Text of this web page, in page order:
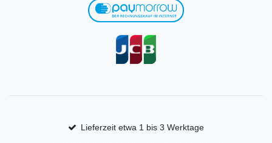
Lieferzeit etwa 1 bis 3 Werktage